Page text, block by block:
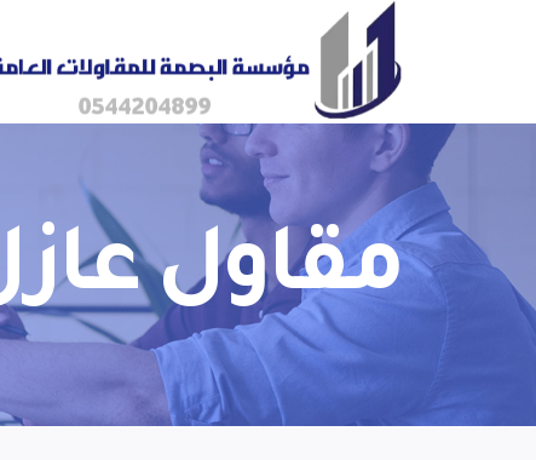
مقاول